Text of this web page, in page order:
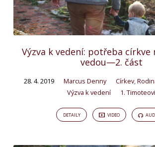
Výzva k vedení: potřeba církve
vedou—2. část
28. 4. 2019 Marcus Denny Církev,
Výzva k vedení
1. Timoteovi
DETAILY VIDEO